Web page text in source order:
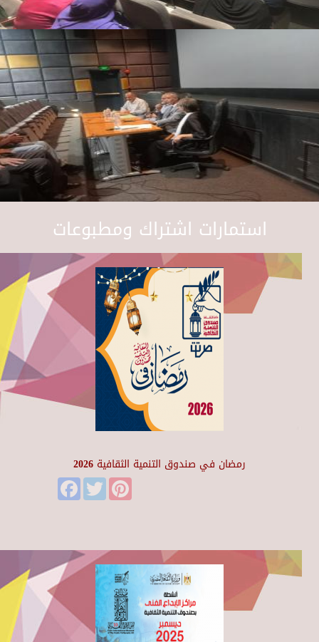
استمارات اشتراك ومطبوعات
رمضان في صندوق التنمية الثقافية 2026
FacebookTwitter